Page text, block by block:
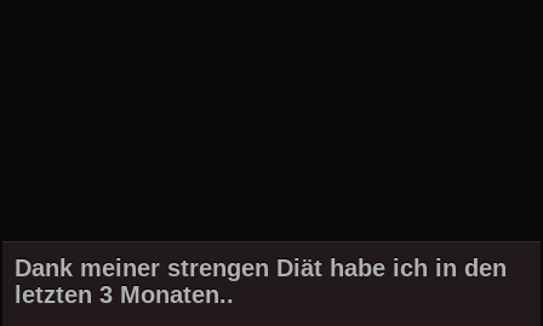
Dank meiner strengen Diät habe ich in den
letzten 3 Monaten..